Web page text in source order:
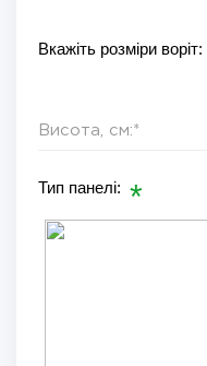
Вкажіть розміри воріт:
Тип панелі: